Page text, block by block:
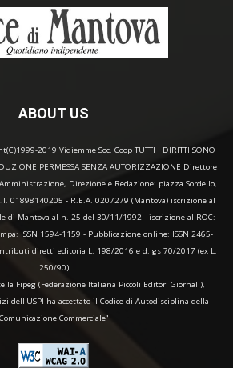
ABOUT US
2019 Vidiemme Soc. Coop TUTTI I DIRITTI SONO
PERMESSA SENZA AUTORIZZAZIONE Direttore
Direzione e Redazione: piazza Sordello,
01898140205 - R.E.A. 0207279 (Mantova) iscrizione al
di Mantova al n. 25 del 30/11/1992 - iscrizione al ROC:
ISSN 1594-1159 - Pubblicazione online: ISSN 2465-
diretti editoria L. 198/2016 e d.lgs 70/2017 (ex L.
250/90)
la Fipeg (Federazione Italiana Piccoli Editori Giornali),
dell'USPI ha accettato il Codice di Autodisciplina della
Comunicazione Commerciale"